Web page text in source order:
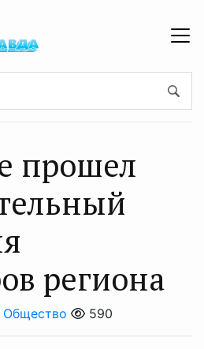
прошел
региона
Общество 590